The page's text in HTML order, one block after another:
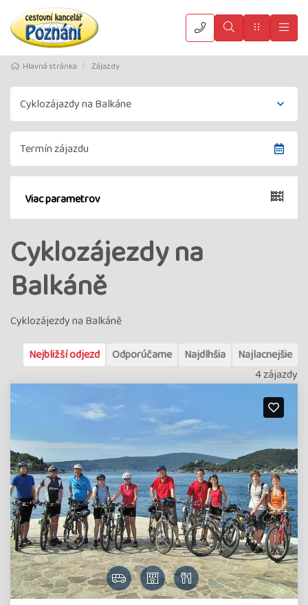
VyhledatMenu
Hlavná stránka Zájazdy
Viac parametrov
Cyklozájezdy na
Balkáně
Cyklozájezdy na Balkáně
Nejbližší odjezd
Odporúčame Najdlhšia
Najlacnejšie
4 zájazdy